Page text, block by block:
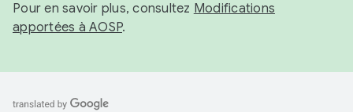
Pour en savoir plus, consultez Modifications
apportées à AOSP.